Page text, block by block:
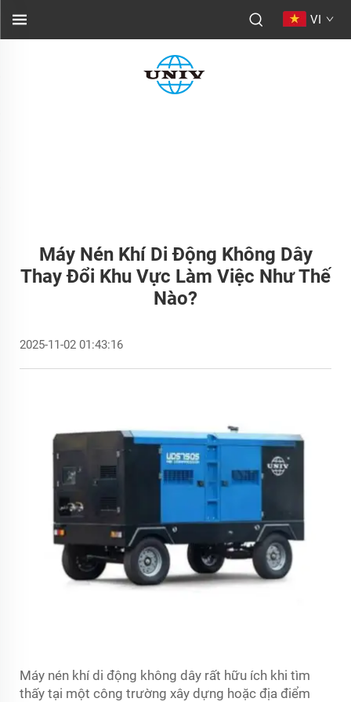
VI
Máy Nén Khí Di Động Không Dây
Thay Đổi Khu Vực Làm Việc Như Thế
Nào?
2025-11-02 01:43:16
Máy nén khí di động không dây rất hữu ích khi tìm
thấy tại một công trường xây dựng hoặc địa điểm